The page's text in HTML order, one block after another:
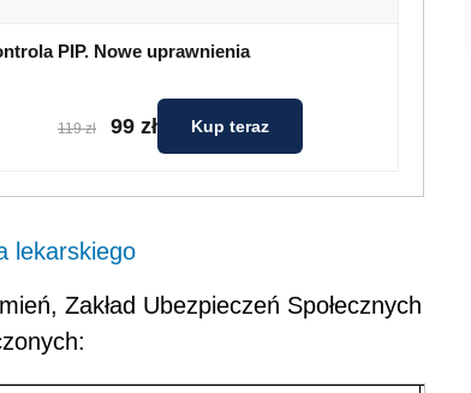
PIP. Nowe uprawnienia
119 zł 99 zł Kup teraz
lekarskiego
Zakład Ubezpieczeń Społecznych